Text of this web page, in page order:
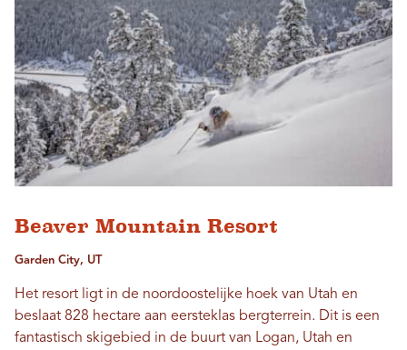
Beaver Mountain Resort
Garden City, UT
Het resort ligt in de noordoostelijke hoek van Utah en
beslaat 828 hectare aan eersteklas bergterrein. Dit is een
fantastisch skigebied in de buurt van Logan, Utah en